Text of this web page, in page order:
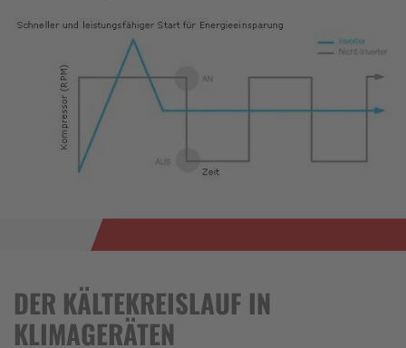
DER KÄLTEKREISLAUF IN
KLIMAGERÄTEN